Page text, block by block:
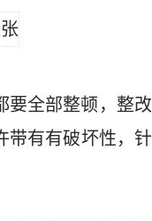
要全部整顿，整改
带有有破坏性，针